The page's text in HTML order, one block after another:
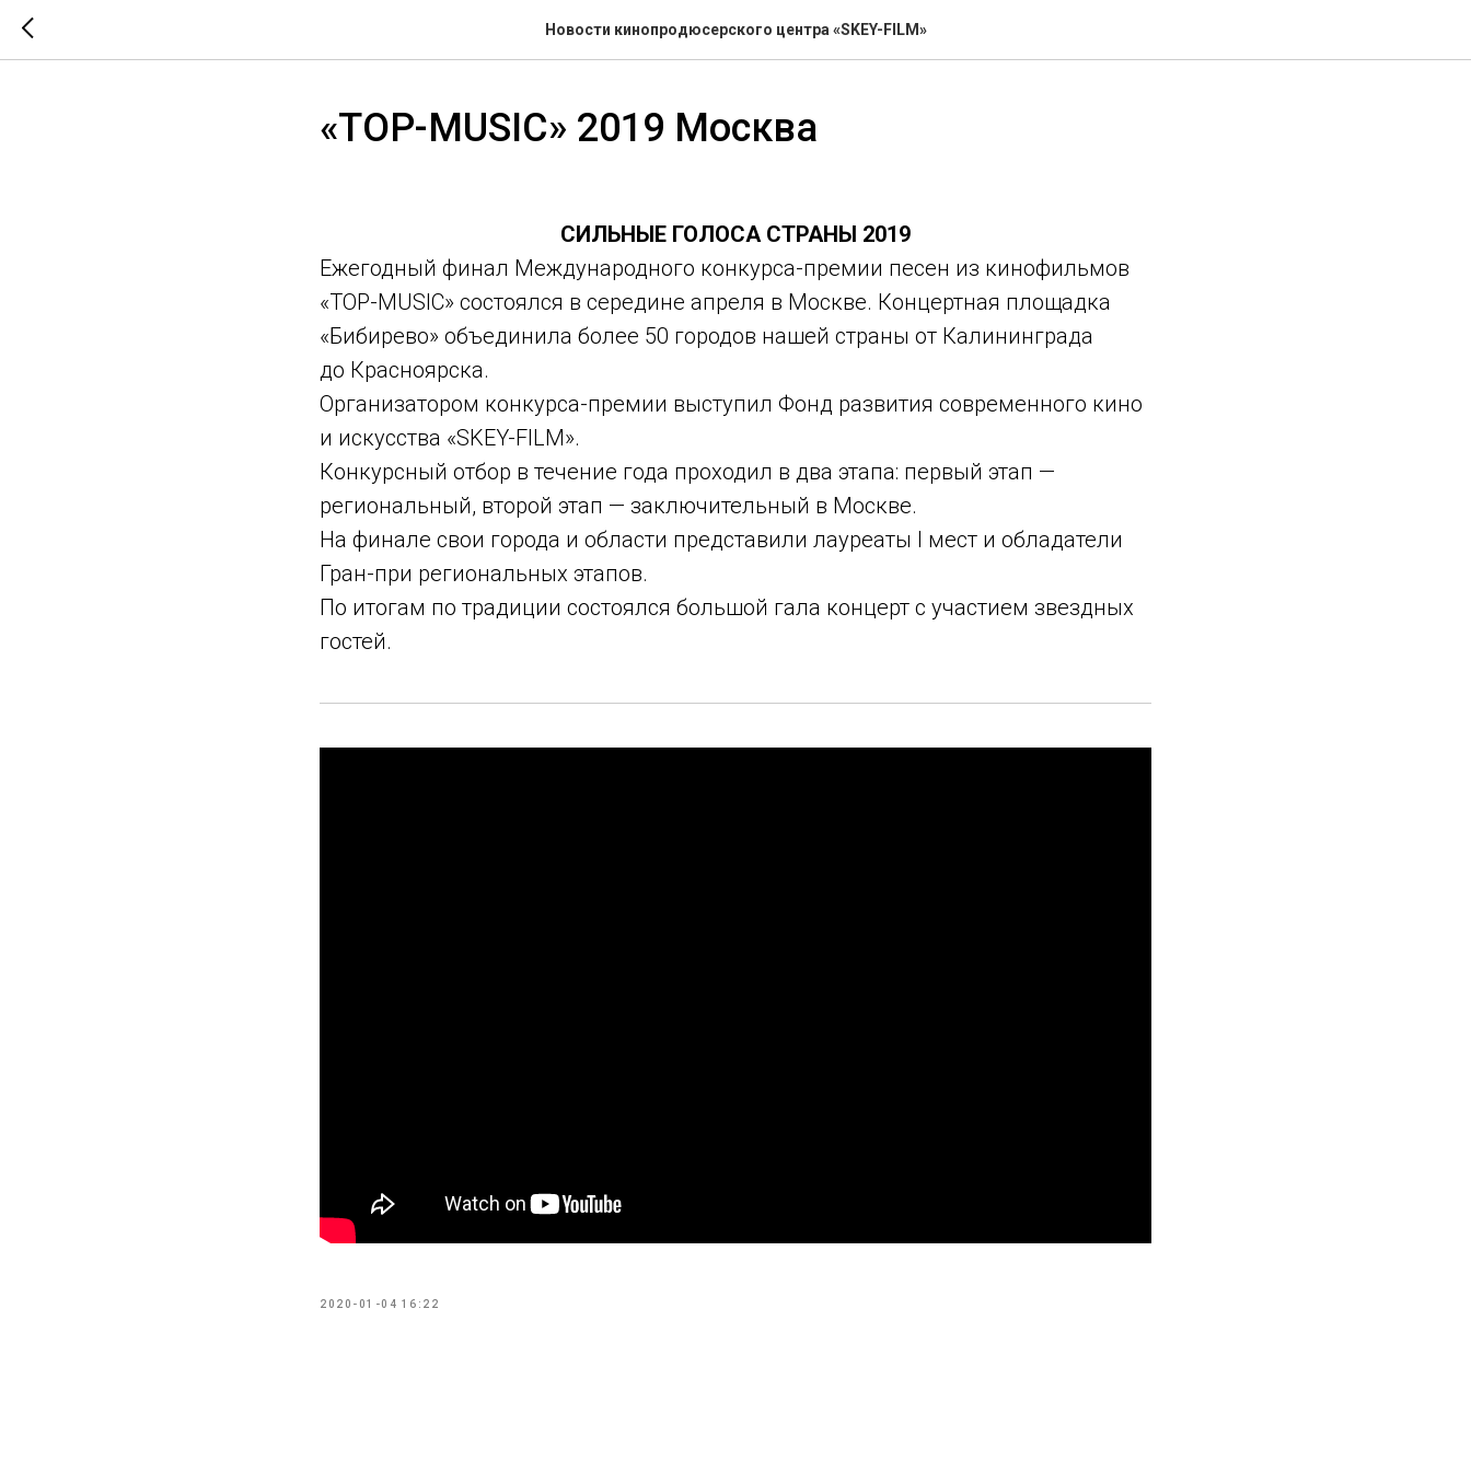
Новости кинопродюсерского центра «SKEY-FILM»
«TOP-MUSIC» 2019 Москва
СИЛЬНЫЕ ГОЛОСА СТРАНЫ 2019
Ежегодный финал Международного конкурса-премии песен из кинофильмов
«TOP-MUSIC» состоялся в середине апреля в Москве. Концертная площадка
«Бибирево» объединила более 50 городов нашей страны от Калининграда
до Красноярска.
Организатором конкурса-премии выступил Фонд развития современного кино
и искусства «SKEY-FILM».
Конкурсный отбор в течение года проходил в два этапа: первый этап —
региональный, второй этап — заключительный в Москве.
На финале свои города и области представили лауреаты I мест и обладатели
Гран-при региональных этапов.
По итогам по традиции состоялся большой гала концерт с участием звездных
гостей.
2020-01-04 16:22